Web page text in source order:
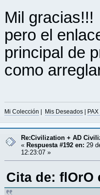
Mil gracias!!!
pero el
principal de
como
Mi Colección | Mis Deseados |
Re:Civilization + AD
« Respuesta #192 en: 29
12:23:07 »
Cita de: flOrO